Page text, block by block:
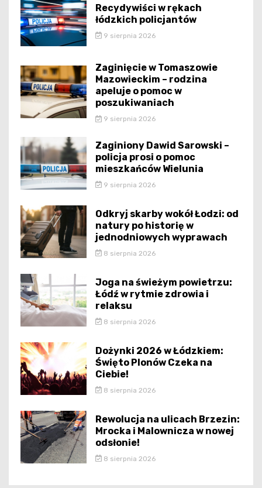
Recydywiści w rękach
łódzkich policjantów
9 sierpnia 2026
Zaginięcie w Tomaszowie
Mazowieckim – rodzina
apeluje o pomoc w
poszukiwaniach
9 sierpnia 2026
Zaginiony Dawid Sarowski –
policja prosi o pomoc
mieszkańców Wielunia
9 sierpnia 2026
Odkryj skarby wokół Łodzi: od
natury po historię w
jednodniowych wyprawach
8 sierpnia 2026
Joga na świeżym powietrzu:
Łódź w rytmie zdrowia i
relaksu
8 sierpnia 2026
Dożynki 2026 w Łódzkiem:
Święto Plonów Czeka na
Ciebie!
8 sierpnia 2026
Rewolucja na ulicach Brzezin:
Mrocka i Malownicza w nowej
odsłonie!
8 sierpnia 2026